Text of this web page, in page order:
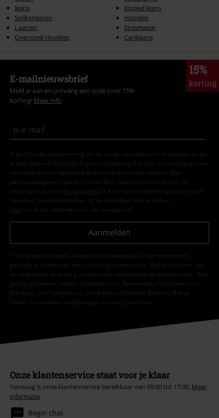
Jeans
Spijkerjassen
Laarzen
Oversized Hoodies
Ripped Jeans
Hoodies
Streetwear
Cardigans
15%
korting
E-mailnieuwsbrief
Meld je aan en ontvang een code voor 15%
korting! Meer info
Ik geef hierbij toestemming om de Large-nieuwsbrief te ontvangen en ga
ermee akkoord dat Large Popmerchandising B.V. mijn persoonsgegevens
verwerkt om mij regelmatig te informeren over producten. Mijn
persoonsgegevens worden verwerkt in overeenstemming met de
bepalingen van het
Privacybeleid . Ik kan mijn toestemming te allen tijde
intrekken, bijvoorbeeld door op de ‘afmelden’-link te klikken.
Hier kan ik me afmelden voor de nieuwsbrief.
Aanmelden
*Geldig voor 4 weken. Alleen online inwisselbaar. Kan niet worden
gebruikt in combinatie met andere promotiecodes. Na het invoeren van
de code wordt de korting automatisch verrekend in je winkelmandje. Niet
geldig op boeken, media, cadeaubonnen, Rammstein, (Till) Lindemann,
Die Ärzte, Die Toten Hosen, Feine Sahne Fischfilet, Broilers, Böhse
Onkelz en artikelen die bijdragen aan een goed doel.
Onze klantenservice staat voor je klaar
Vandaag is onze klantenservice bereikbaar van 09:00 tot 17:00. Meer
informatie
Begin chat